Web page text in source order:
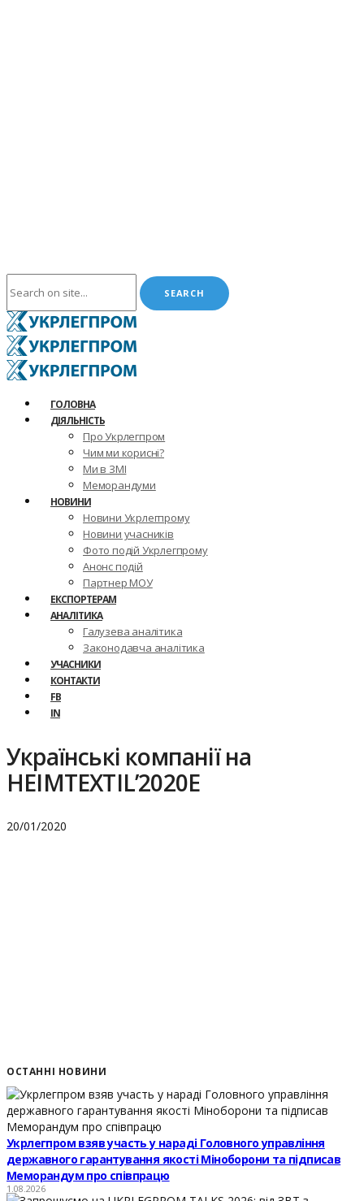
ГОЛОВНА
ДІЯЛЬНІСТЬ
Про Укрлегпром
Чим ми корисні?
Ми в ЗМІ
Меморандуми
НОВИНИ
Новини Укрлегпрому
Новини учасників
Фото подій Укрлегпрому
Анонс подій
Партнер МОУ
ЕКСПОРТЕРАМ
АНАЛІТИКА
Галузева аналітика
Законодавча аналітика
УЧАСНИКИ
КОНТАКТИ
FB
IN
Українські компанії на
HEIMTEXTIL’2020E
20/01/2020
ОСТАННІ НОВИНИ
Укрлегпром взяв участь у нараді Головного управління
державного гарантування якості Міноборони та підписав
Меморандум про співпрацю
1.08.2026